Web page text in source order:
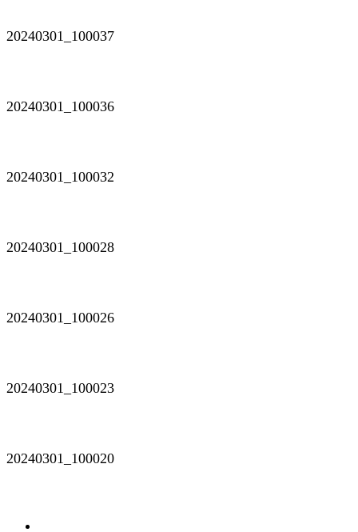
20240301_100037
20240301_100036
20240301_100032
20240301_100028
20240301_100026
20240301_100023
20240301_100020